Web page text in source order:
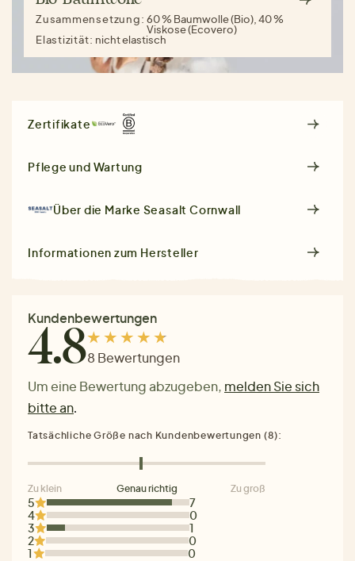
Zusammensetzung:60 % Baumwolle (Bio), 40 %
Viskose (Ecovero)
Elastizität: nicht elastisch
Zertifikate
Pflege und Wartung
Über die Marke Seasalt Cornwall
Informationen zum Hersteller
Kundenbewertungen
4.88 Bewertungen
Um eine Bewertung abzugeben, melden Sie sich
bitte an.
5
7
4
0
3
1
2
0
1
0
Tatsächliche Größe nach Kundenbewertungen (8):
Zu klein Genau richtig Zu groß